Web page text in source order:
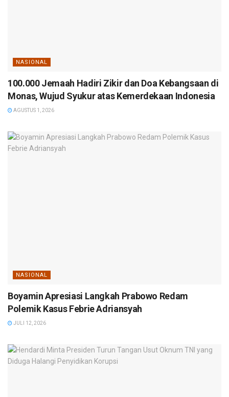
NASIONAL
100.000 Jemaah Hadiri Zikir dan Doa Kebangsaan di
Monas, Wujud Syukur atas Kemerdekaan Indonesia
AGUSTUS 1, 2026
NASIONAL
Boyamin Apresiasi Langkah Prabowo Redam
Polemik Kasus Febrie Adriansyah
JULI 12, 2026